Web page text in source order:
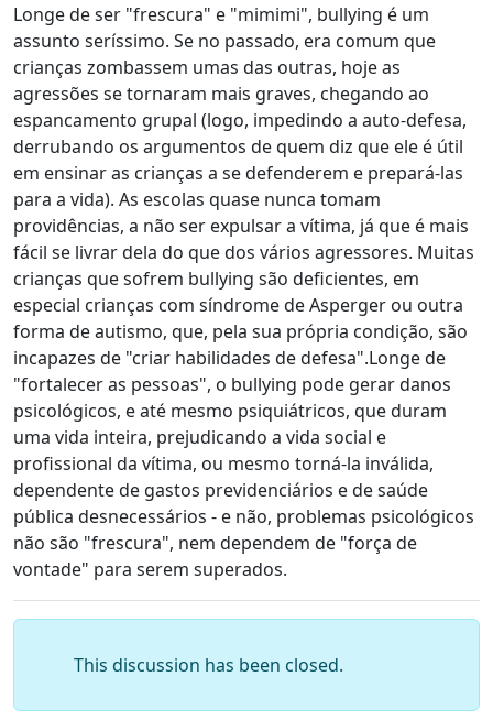
Longe de ser "frescura" e "mimimi", bullying é um
assunto seríssimo. Se no passado, era comum que
crianças zombassem umas das outras, hoje as
agressões se tornaram mais graves, chegando ao
espancamento grupal (logo, impedindo a auto-defesa,
derrubando os argumentos de quem diz que ele é útil
em ensinar as crianças a se defenderem e prepará-las
para a vida). As escolas quase nunca tomam
providências, a não ser expulsar a vítima, já que é mais
fácil se livrar dela do que dos vários agressores. Muitas
crianças que sofrem bullying são deficientes, em
especial crianças com síndrome de Asperger ou outra
forma de autismo, que, pela sua própria condição, são
incapazes de "criar habilidades de defesa".Longe de
"fortalecer as pessoas", o bullying pode gerar danos
psicológicos, e até mesmo psiquiátricos, que duram
uma vida inteira, prejudicando a vida social e
profissional da vítima, ou mesmo torná-la inválida,
dependente de gastos previdenciários e de saúde
pública desnecessários - e não, problemas psicológicos
não são "frescura", nem dependem de "força de
vontade" para serem superados.
This discussion has been closed.